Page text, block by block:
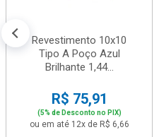
Revestimento 10x10
Tipo A Poço Azul
Brilhante 1,44...
R$ 75,91
(5% de Desconto no PIX)
ou em até 12x de R$ 6,66